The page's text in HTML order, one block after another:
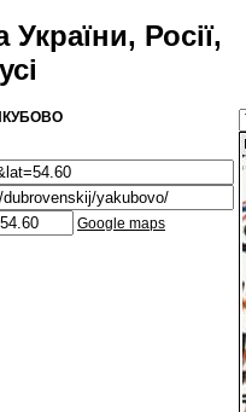
Росії,
Google maps